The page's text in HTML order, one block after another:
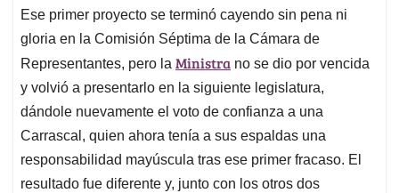
Ese primer proyecto se terminó cayendo sin pena ni
gloria en la Comisión Séptima de la Cámara de
Representantes, pero la Ministra no se dio por vencida
y volvió a presentarlo en la siguiente legislatura,
dándole nuevamente el voto de confianza a una
Carrascal, quien ahora tenía a sus espaldas una
responsabilidad mayúscula tras ese primer fracaso. El
resultado fue diferente y, junto con los otros dos